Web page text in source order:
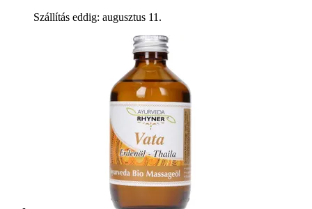
Szállítás eddig: augusztus 11.